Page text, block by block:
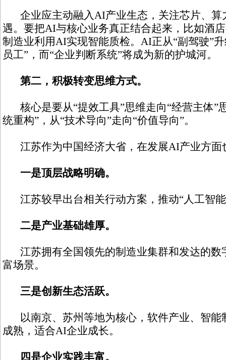
企业应主动融入AI产业生态，关注芯片、算
遇。要把AI与核心业务真正结合起来，比如酒
制造业利用AI实现智能质检。AI正从“副驾驶”
员工”，而“企业判断系统”将成为新的护城河。
第二，积极转变思维方式。
核心是要从“提效工具”思维走向“经营主体”
统重构”，从“技术导向”走向“价值导向”。
江苏作为中国经济大省，在发展AI产业方面
一是顶层战略明确。
江苏较早出台相关行动方案，推动“人工智
二是产业基础雄厚。
江苏拥有全国领先的制造业集群和发达的数
富场景。
三是创新生态活跃。
以南京、苏州等地为核心，软件产业、智能
成熟，适合AI企业成长。
四是企业实践丰富。